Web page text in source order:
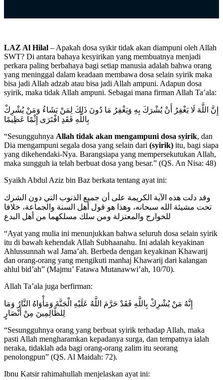
LAZ Al Hilal – Apakah dosa syikir tidak akan diampuni oleh Allah
SWT? Di antara bahaya kesyirikan yang membuatnya menjadi
perkara paling berbahaya bagi setiap manusia adalah bahwa orang
yang meninggal dalam keadaan membawa dosa selain syirik maka
bisa jadi Allah adzab atau bisa jadi Allah ampuni. Adapun dosa
syirik, maka tidak Allah ampuni. Sebagai mana firman Allah Ta’ala:
إِنَّ اللَّهَ لَا يَغْفِرُ أَنْ يُشْرَكَ بِهِ وَيَغْفِرُ مَا دُونَ ذَلِكَ لِمَنْ يَشَاءُ وَمَنْ يُشْرِكْ
بِاللَّهِ فَقَدِ افْتَرَى إِثْمًا عَظِيمًا
“Sesungguhnya Allah tidak akan mengampuni dosa syirik, dan
Dia mengampuni segala dosa yang selain dari (syirik) itu, bagi siapa
yang dikehendaki-Nya. Barangsiapa yang mempersekutukan Allah,
maka sungguh ia telah berbuat dosa yang besar.” (QS. An Nisa: 48)
Syaikh Abdul Aziz bin Baz berkata tentang ayat ini:
وقد دلت هذه الآية الكريمة على أن جميع الذنوب التي دون الشرك
تحت مشيئة الله سبحانه، وهذا هو قول أهل السنة والجماعة، خلافا
للخوارج والمعتزلة ومن سلك مسلكهما من أهل البدع
“Ayat yang mulia ini menunjukkan bahwa seluruh dosa selain syirik
itu di bawah kehendak Allah Subhaanahu. Ini adalah keyakinan
Ahlussunnah wal Jama’ah. Berbeda dengan keyakinan Khawarij
dan orang-orang yang mengikuti manhaj Khawarij dari kalangan
ahlul bid’ah” (Majmu’ Fatawa Mutanawwi’ah, 10/70).
Allah Ta’ala juga berfirman:
إِنَّهُ مَنْ يُشْرِكْ بِاللَّهِ فَقَدْ حَرَّمَ اللَّهُ عَلَيْهِ الْجَنَّةَ وَمَأْوَاهُ النَّارُ وَمَا
لِلظَّالِمِينَ مِنْ أَنْصَارٍ
“Sesungguhnya orang yang berbuat syirik terhadap Allah, maka
pasti Allah mengharamkan kepadanya surga, dan tempatnya ialah
neraka, tidaklah ada bagi orang-orang zalim itu seorang
penolongpun” (QS. Al Maidah: 72).
Ibnu Katsir rahimahullah menjelaskan ayat ini: